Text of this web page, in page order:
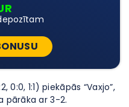
0:0, 1:1) piekāpās “Vaxjo”,
pārāka ar 3-2.